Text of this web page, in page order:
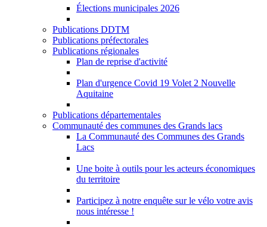
Élections municipales 2026
Publications DDTM
Publications préfectorales
Publications régionales
Plan de reprise d'activité
Plan d'urgence Covid 19 Volet 2 Nouvelle
Aquitaine
Publications départementales
Communauté des communes des Grands lacs
La Communauté des Communes des Grands
Lacs
Une boite à outils pour les acteurs économiques
du territoire
Participez à notre enquête sur le vélo votre avis
nous intéresse !